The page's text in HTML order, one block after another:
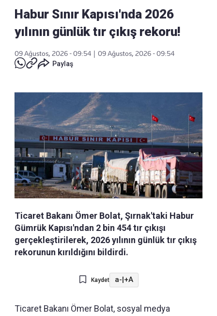
Habur Sınır Kapısı'nda 2026
yılının günlük tır çıkış rekoru!
09 Ağustos, 2026 - 09:54
09 Ağustos, 2026 - 09:54
Paylaş
Ticaret Bakanı Ömer Bolat, Şırnak'taki Habur
Gümrük Kapısı'ndan 2 bin 454 tır çıkışı
gerçekleştirilerek, 2026 yılının günlük tır çıkış
rekorunun kırıldığını bildirdi.
Kaydet a- +A
Ticaret Bakanı Ömer Bolat, sosyal medya